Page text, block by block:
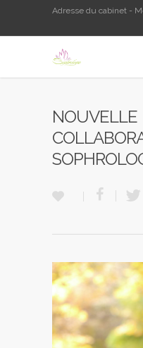
Adresse du cabinet -
NOUVELLE